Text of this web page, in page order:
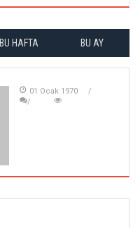
BU HAFTA BU AY
01 Ocak 1970